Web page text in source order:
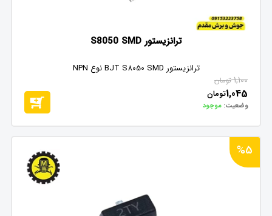
ترانزیستور S8050 SMD
ترانزیستور BJT S8050 SMD نوع NPN
1,100 تومان
1,045تومان
وضعیت: موجود
%5